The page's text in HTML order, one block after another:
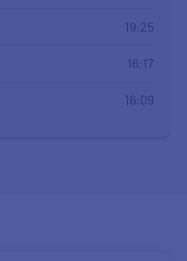
19:25
16:17
16:09